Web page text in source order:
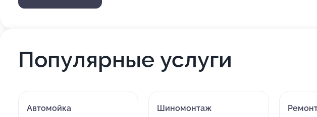
Популярные услуги
Автомойка
Шиномонтаж